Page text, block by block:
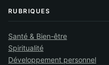
RUBRIQUES
Santé & Bien-être
Spiritualité
Développement personnel